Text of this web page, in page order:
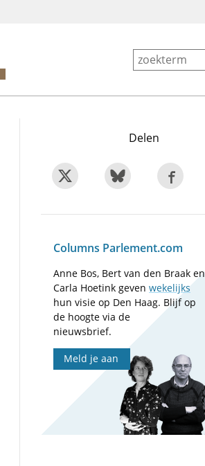
Delen
Columns Parlement.com
Anne Bos, Bert van den Braak en
Carla Hoetink gevenwekelijks
hun visie op Den Haag. Blijf op
de hoogte via de
nieuwsbrief.
Meld je aan